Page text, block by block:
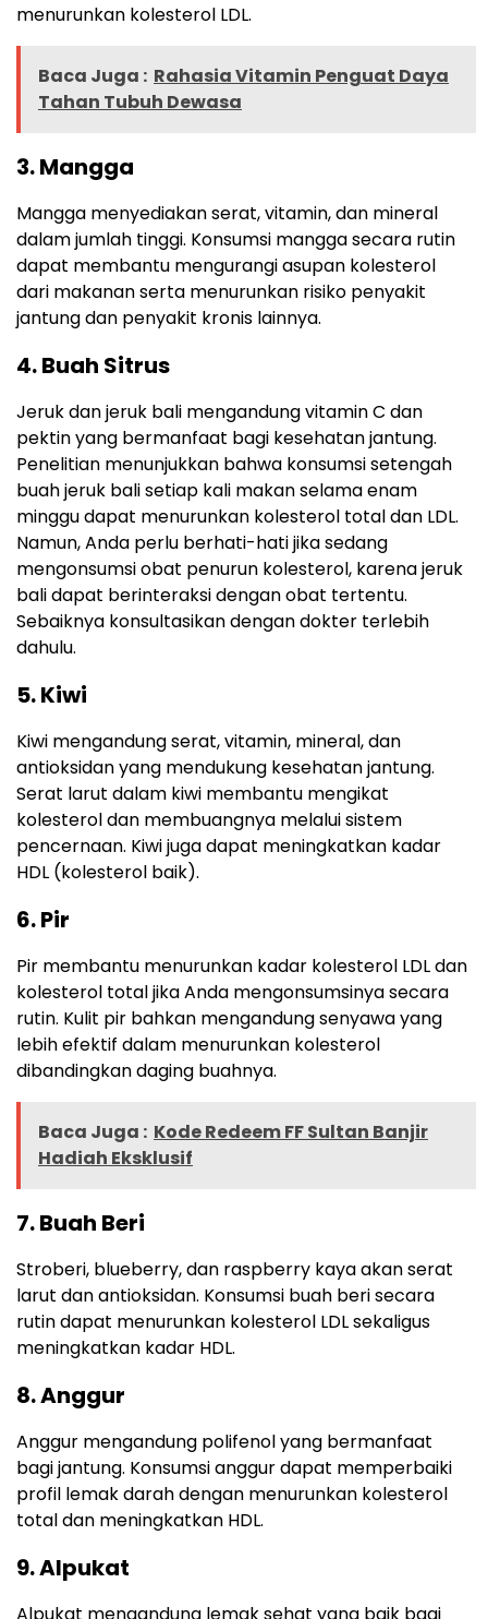
menurunkan kolesterol LDL.
Baca Juga : Rahasia Vitamin Penguat Daya
Tahan Tubuh Dewasa
3. Mangga
Mangga menyediakan serat, vitamin, dan mineral
dalam jumlah tinggi. Konsumsi mangga secara rutin
dapat membantu mengurangi asupan kolesterol
dari makanan serta menurunkan risiko penyakit
jantung dan penyakit kronis lainnya.
4. Buah Sitrus
Jeruk dan jeruk bali mengandung vitamin C dan
pektin yang bermanfaat bagi kesehatan jantung.
Penelitian menunjukkan bahwa konsumsi setengah
buah jeruk bali setiap kali makan selama enam
minggu dapat menurunkan kolesterol total dan LDL.
Namun, Anda perlu berhati-hati jika sedang
mengonsumsi obat penurun kolesterol, karena jeruk
bali dapat berinteraksi dengan obat tertentu.
Sebaiknya konsultasikan dengan dokter terlebih
dahulu.
5. Kiwi
Kiwi mengandung serat, vitamin, mineral, dan
antioksidan yang mendukung kesehatan jantung.
Serat larut dalam kiwi membantu mengikat
kolesterol dan membuangnya melalui sistem
pencernaan. Kiwi juga dapat meningkatkan kadar
HDL (kolesterol baik).
6. Pir
Pir membantu menurunkan kadar kolesterol LDL dan
kolesterol total jika Anda mengonsumsinya secara
rutin. Kulit pir bahkan mengandung senyawa yang
lebih efektif dalam menurunkan kolesterol
dibandingkan daging buahnya.
Baca Juga : Kode Redeem FF Sultan Banjir
Hadiah Eksklusif
7. Buah Beri
Stroberi, blueberry, dan raspberry kaya akan serat
larut dan antioksidan. Konsumsi buah beri secara
rutin dapat menurunkan kolesterol LDL sekaligus
meningkatkan kadar HDL.
8. Anggur
Anggur mengandung polifenol yang bermanfaat
bagi jantung. Konsumsi anggur dapat memperbaiki
profil lemak darah dengan menurunkan kolesterol
total dan meningkatkan HDL.
9. Alpukat